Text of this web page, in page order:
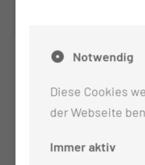
Notwendig
Diese Cookies
der Webseite
Immer aktiv